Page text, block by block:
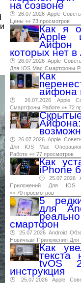
на созвоне
🕑 26.07.2026 Apple Советы
Цены 👀 73 просмотров
Как я
Apple
Айфон
которых нет
🕑 26.07.2026 Apple
Для IOS Mac Смартфоны
Как
айфона
🕑 26.07.2026 Apple
Смартфоны Работе 👀 72
🕑 26.07.2026 Apple
Для
IOS Mac
Работе 👀 77 просмотров
Как
iPhone
🕑 25.07.2026
Приложений
Для IOS
👀 70 просмотров
5
для
смартфон
🕑 25.07.2026 Android
Новичкам Приложения Для
Как
tvOS
инструкция
🕑 25.07.2026 Apple